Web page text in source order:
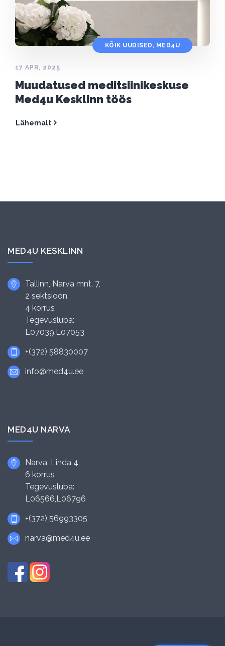
KÕIK UUDISED , MED4U
17 APR, 2025
Muudatused meditsiinikeskuse
Med4u Kesklinn töös
Lähemalt
MED4U KESKLINN
Tallinn, Narva mnt. 7,
2 sektsioon,
4 korrus
Tegevusluba:
L07039,L07053
+(372) 58830007
info@med4u.ee
MED4U NARVA
Narva, Linda 4,
6 korrus
Tegevusluba:
L06566,L06796
+(372) 56993305
narva@med4u.ee